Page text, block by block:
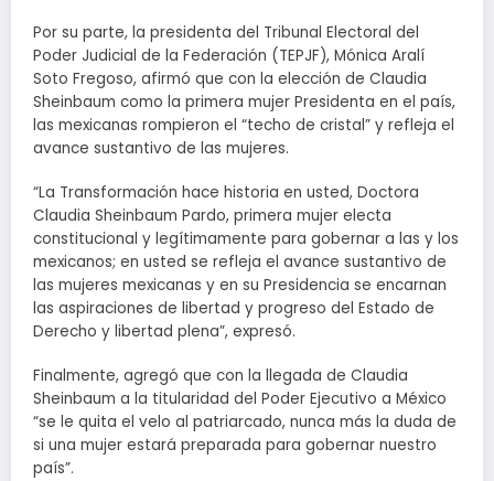
Por su parte, la presidenta del Tribunal Electoral del
Poder Judicial de la Federación (TEPJF), Mónica Aralí
Soto Fregoso, afirmó que con la elección de Claudia
Sheinbaum como la primera mujer Presidenta en el país,
las mexicanas rompieron el “techo de cristal” y refleja el
avance sustantivo de las mujeres.
“La Transformación hace historia en usted, Doctora
Claudia Sheinbaum Pardo, primera mujer electa
constitucional y legítimamente para gobernar a las y los
mexicanos; en usted se refleja el avance sustantivo de
las mujeres mexicanas y en su Presidencia se encarnan
las aspiraciones de libertad y progreso del Estado de
Derecho y libertad plena”, expresó.
Finalmente, agregó que con la llegada de Claudia
Sheinbaum a la titularidad del Poder Ejecutivo a México
“se le quita el velo al patriarcado, nunca más la duda de
si una mujer estará preparada para gobernar nuestro
país”.